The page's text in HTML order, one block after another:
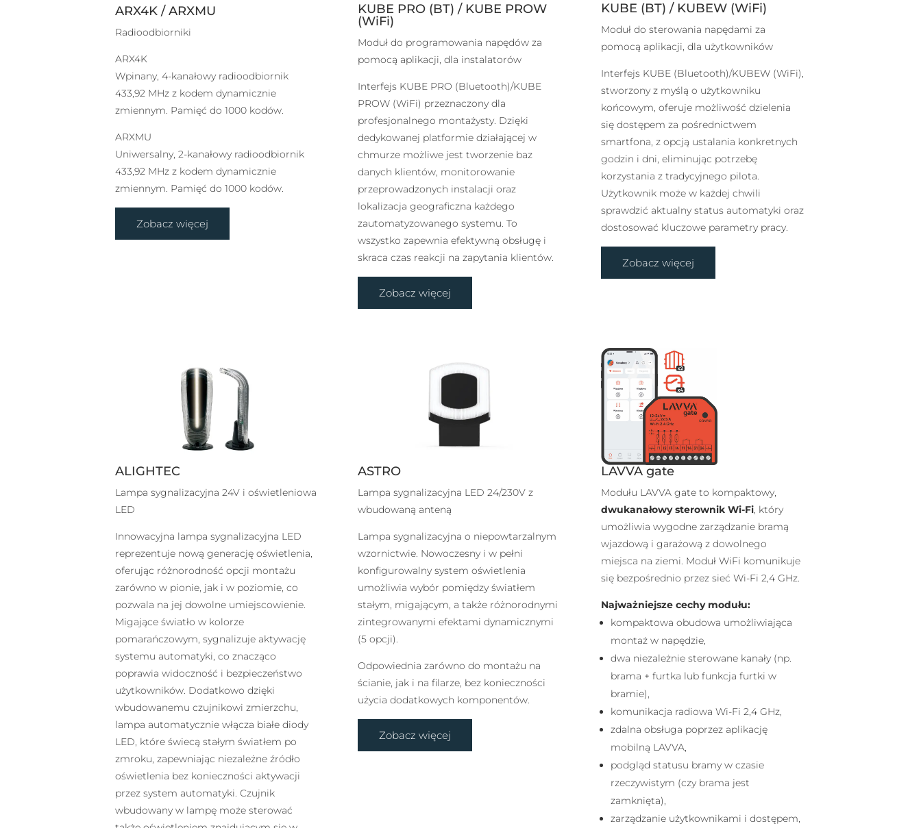
ARX4K / ARXMU
Radioodbiorniki
ARX4K
Wpinany, 4-kanałowy radioodbiornik
433,92 MHz z kodem dynamicznie
zmiennym. Pamięć do 1000 kodów.
ARXMU
Uniwersalny, 2-kanałowy radioodbiornik
433,92 MHz z kodem dynamicznie
zmiennym. Pamięć do 1000 kodów.
Zobacz więcej
KUBE PRO (BT) / KUBE PROW
(WiFi)
Moduł do programowania napędów za
pomocą aplikacji, dla instalatorów
Interfejs KUBE PRO (Bluetooth)/KUBE
PROW (WiFi) przeznaczony dla
profesjonalnego montażysty. Dzięki
dedykowanej platformie działającej w
chmurze możliwe jest tworzenie baz
danych klientów, monitorowanie
przeprowadzonych instalacji oraz
lokalizacja geograficzna każdego
zautomatyzowanego systemu. To
wszystko zapewnia efektywną obsługę i
skraca czas reakcji na zapytania klientów.
Zobacz więcej
KUBE (BT) / KUBEW (WiFi)
Moduł do sterowania napędami za
pomocą aplikacji, dla użytkowników
Interfejs KUBE (Bluetooth)/KUBEW (WiFi),
stworzony z myślą o użytkowniku
końcowym, oferuje możliwość dzielenia
się dostępem za pośrednictwem
smartfona, z opcją ustalania konkretnych
godzin i dni, eliminując potrzebę
korzystania z tradycyjnego pilota.
Użytkownik może w każdej chwili
sprawdzić aktualny status automatyki oraz
dostosować kluczowe parametry pracy.
Zobacz więcej
ALIGHTEC
Lampa sygnalizacyjna 24V i oświetleniowa
LED
Innowacyjna lampa sygnalizacyjna LED
reprezentuje nową generację oświetlenia,
oferując różnorodność opcji montażu
zarówno w pionie, jak i w poziomie, co
pozwala na jej dowolne umiejscowienie.
Migające światło w kolorze
pomarańczowym, sygnalizuje aktywację
systemu automatyki, co znacząco
poprawia widoczność i bezpieczeństwo
użytkowników. Dodatkowo dzięki
wbudowanemu czujnikowi zmierzchu,
lampa automatycznie włącza białe diody
LED, które świecą stałym światłem po
zmroku, zapewniając niezależne źródło
oświetlenia bez konieczności aktywacji
przez system automatyki. Czujnik
wbudowany w lampę może sterować
ASTRO
Lampa sygnalizacyjna LED 24/230V z
wbudowaną anteną
Lampa sygnalizacyjna o niepowtarzalnym
wzornictwie. Nowoczesny i w pełni
konfigurowalny system oświetlenia
umożliwia wybór pomiędzy światłem
stałym, migającym, a także różnorodnymi
zintegrowanymi efektami dynamicznymi
(5 opcji).
Odpowiednia zarówno do montażu na
ścianie, jak i na filarze, bez konieczności
użycia dodatkowych komponentów.
Zobacz więcej
LAVVA gate
Modułu LAVVA gate to kompaktowy,
dwukanałowy sterownik Wi-Fi, który
umożliwia wygodne zarządzanie bramą
wjazdową i garażową z dowolnego
miejsca na ziemi. Moduł WiFi komunikuje
się bezpośrednio przez sieć Wi-Fi 2,4 GHz.
Najważniejsze cechy modułu:
kompaktowa obudowa umożliwiająca
montaż w napędzie,
dwa niezależnie sterowane kanały (np.
brama + furtka lub funkcja furtki w
bramie),
komunikacja radiowa Wi-Fi 2,4 GHz,
zdalna obsługa poprzez aplikację
mobilną LAVVA,
podgląd statusu bramy w czasie
rzeczywistym (czy brama jest
zamknięta),
zarządzanie użytkownikami i dostępem,